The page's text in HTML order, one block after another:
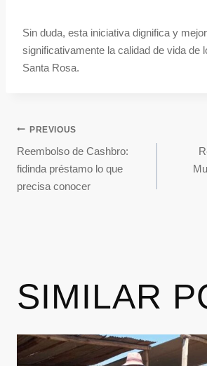
Sin duda, esta iniciativa dignifica y
significativamente la calidad de vida de
Santa Rosa.
PREVIOUS
Reembolso de Cashbro:
fidinda préstamo lo que
precisa conocer
SIMILAR